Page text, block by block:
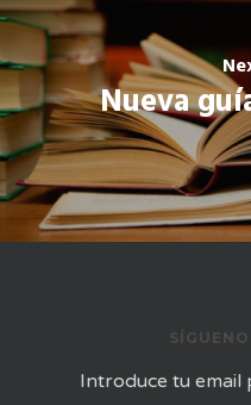
Nueva
Introduce tu email